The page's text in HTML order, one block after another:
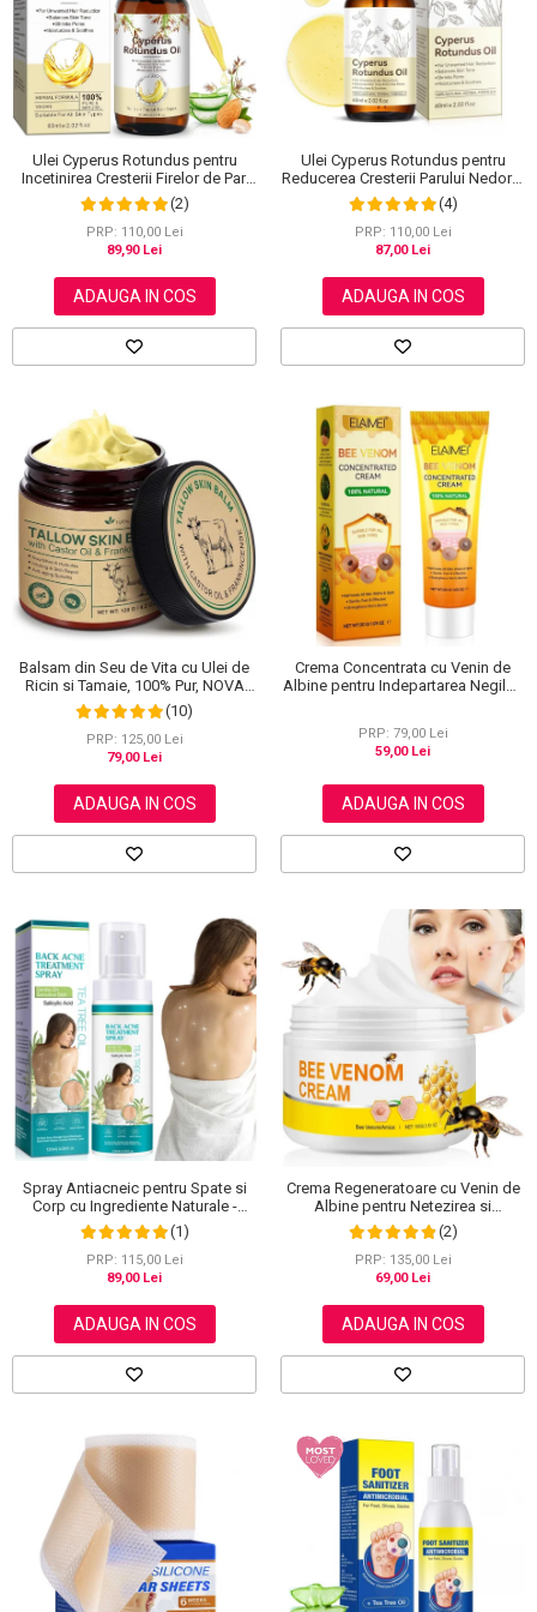
Scrub / Balsam de buze
Netestate pe Animale
Ulei Cyperus Rotundus pentru
Incetinirea Cresterii Firelor de Par,
Formula 100% Naturala, NOVA
KISS®, 60 ml
(2)
PRP: 110,00 Lei
89,90 Lei
ADAUGA IN COS
Ulei Cyperus Rotundus pentru
Reducerea Cresterii Parului Nedorit,
100% Formula Naturala, NOVA
KISS®, 60 ml
(4)
PRP: 110,00 Lei
87,00 Lei
ADAUGA IN COS
Balsam din Seu de Vita cu Ulei de
Ricin si Tamaie, 100% Pur, NOVA
KISS®, 120 g(10)
PRP: 125,00 Lei
79,00 Lei
ADAUGA IN COS
Crema Concentrata cu Venin de
Albine pentru Indepartarea Negilor,
PRP: 79,00 Lei
59,00 Lei
ADAUGA IN COS
Spray Antiacneic pentru Spate si
Corp cu Ingrediente Naturale -
Reduce Cosurile si Excesul de
Sebum, 120 ml
(1)
PRP: 115,00 Lei
89,00 Lei
ADAUGA IN COS
Crema Regeneratoare cu Venin de
Albine pentru Netezirea si
Reinoirea Pielii, 100 g
(2)
PRP: 135,00 Lei
69,00 Lei
ADAUGA IN COS